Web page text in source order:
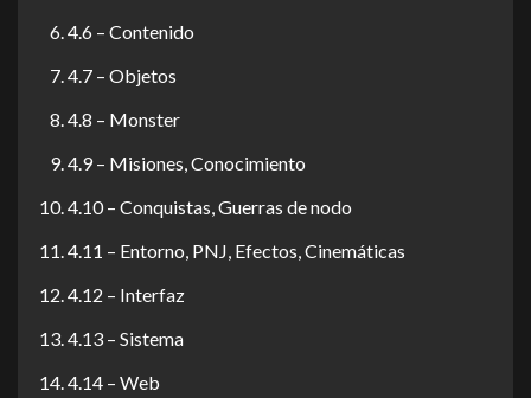
4.6 – Contenido
4.7 – Objetos
4.8 – Monster
4.9 – Misiones, Conocimiento
4.10 – Conquistas, Guerras de nodo
4.11 – Entorno, PNJ, Efectos, Cinemáticas
4.12 – Interfaz
4.13 – Sistema
4.14 – Web